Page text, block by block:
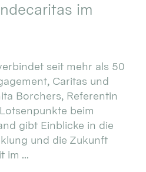
im
seit mehr als 50
Caritas und
Borchers, Referentin
beim
gibt Einblicke in die
und die Zukunft
im ...